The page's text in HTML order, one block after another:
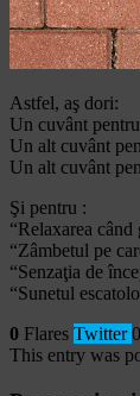
Astfel, aş dori:
Un cuvânt
Un alt cuvânt
Un alt cuvânt
Şi pentru :
“Relaxarea
“Zâmbetul pe
“Senzaţia de
“Sunetul
0 Flares Twitter 0
This entry was